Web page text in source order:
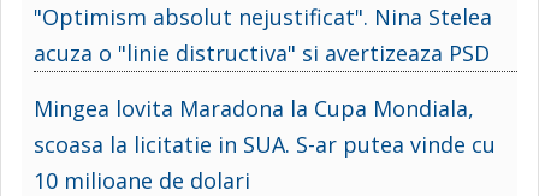
"Optimism absolut nejustificat". Nina Stelea
acuza o "linie distructiva" si avertizeaza PSD
Mingea lovita Maradona la Cupa Mondiala,
scoasa la licitatie in SUA. S-ar putea vinde cu
10 milioane de dolari